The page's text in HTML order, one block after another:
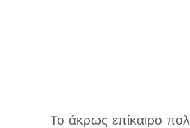
Το άκρως επίκαιρο